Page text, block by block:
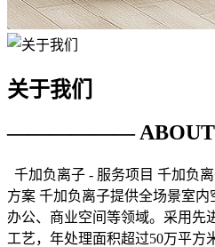
关于我们
——————
千加负离子 - 服务项目 千加负
方案 千加负离子提供全场景室内
办公、商业空间等领域。采用先
工艺，年处理面积超过50万平方